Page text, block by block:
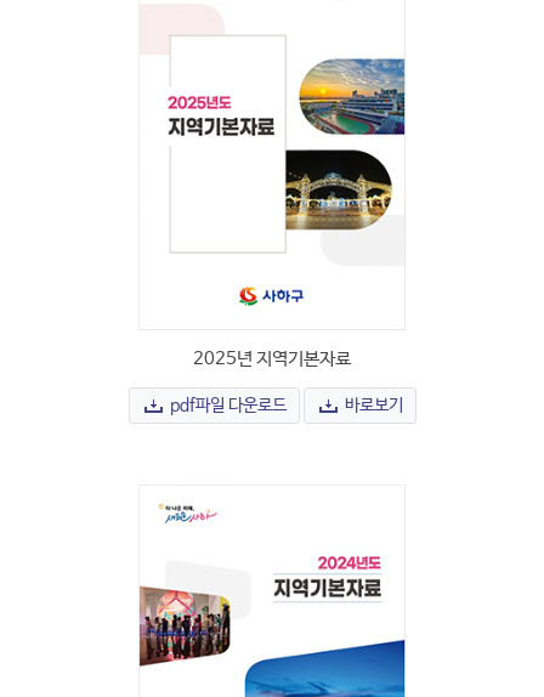
2025년 지역기본자료
pdf파일 다운로드 바로보기